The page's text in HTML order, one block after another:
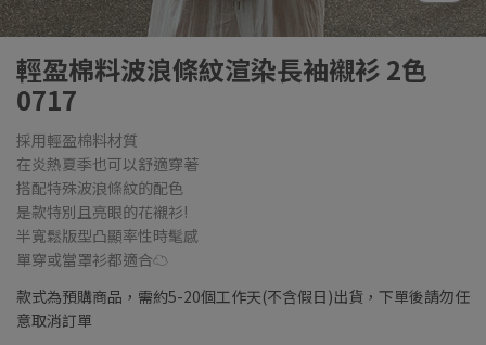
輕盈棉料波浪條紋渲染長袖襯衫 2色
0717
採用輕盈棉料材質
在炎熱夏季也可以舒適穿著
搭配特殊波浪條紋的配色
是款特別且亮眼的花襯衫!
半寬鬆版型凸顯率性時髦感
單穿或當罩衫都適合☁
款式為預購商品，需約5-20個工作天(不含假日)出貨，下單後請勿任
意取消訂單